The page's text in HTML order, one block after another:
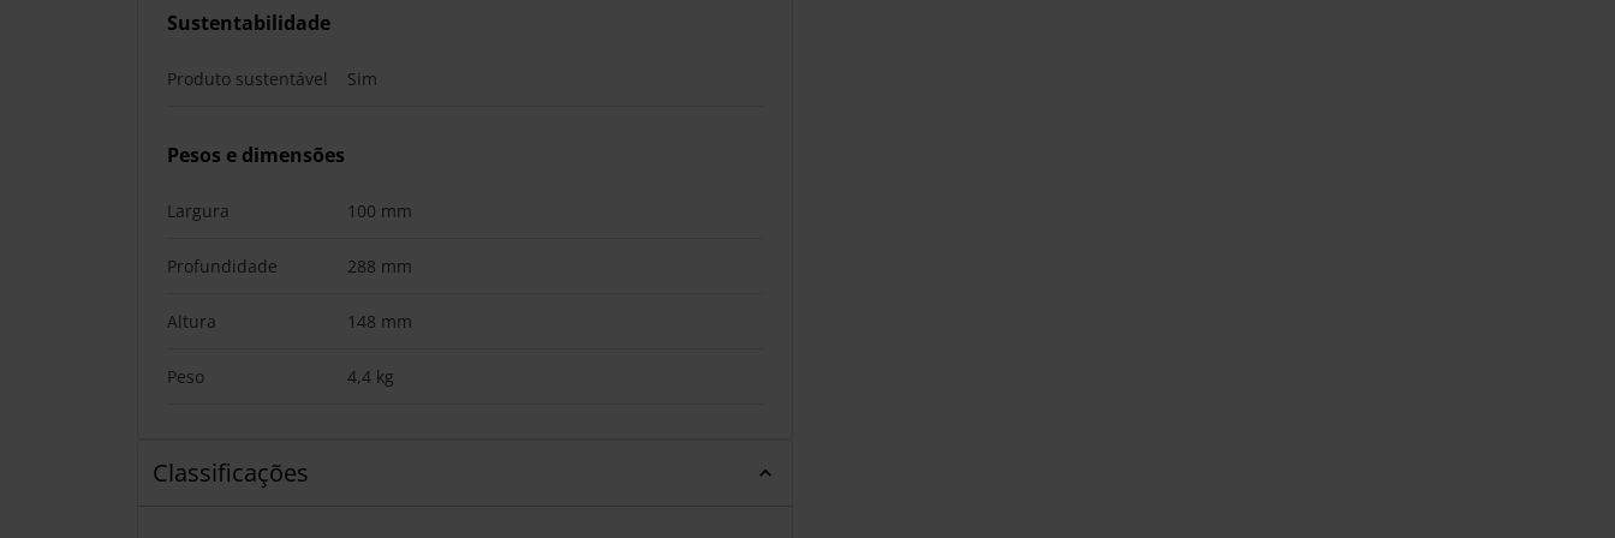
Sustentabilidade
Produto sustentável Sim
Pesos e dimensões
Largura 100 mm
Profundidade 288 mm
Altura 148 mm
Peso 4,4 kg
Classificações